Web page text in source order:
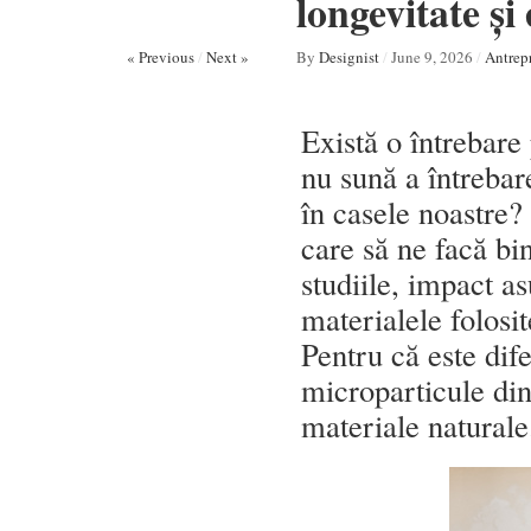
longevitate
« Previous/ Next » By Designist/ June 9, 2026 /
Există o
nu sună a
în casele
care să ne facă
studiile, impact
materialele
Pentru că este
microparticule
materiale